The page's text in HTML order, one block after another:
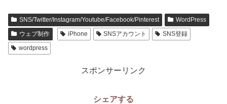
SNS/Twitter/Instagram/Youtube/Facebook/Pinterest
WordPress
ウェブ制作
iPhone SNSアカウント
SNS登録
wordpress
スポンサーリンク
シェアする